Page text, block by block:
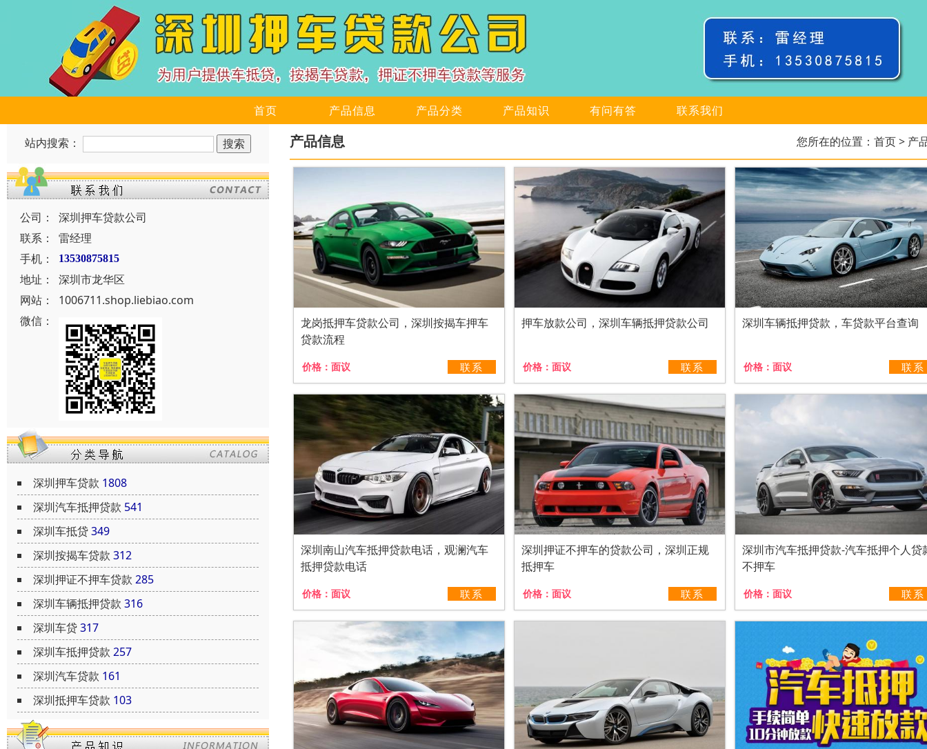
首页 产品信息 产品分类 产品知识 有问有答 联系我们
站内搜索：
公司：
深圳押车贷款公司
联系：
雷经理
手机：
13530875815
地址：
深圳市龙华区
网站：
1006711.shop.liebiao.com
微信：
深圳押车贷款 1808
深圳汽车抵押贷款 541
深圳车抵贷349
深圳按揭车贷款 312
深圳押证不押车贷款 285
深圳车辆抵押贷款 316
深圳车贷317
深圳车抵押贷款 257
深圳汽车贷款 161
深圳抵押车贷款 103
产品信息 您所在的位置： 首页> 产
龙岗抵押车贷款公司，深圳按揭车押车
贷款流程
价格： 面议 联系
押车放款公司，深圳车辆抵押贷款公司
价格： 面议 联系
深圳车辆抵押贷款，车贷款平台查询
价格： 面议 联系
深圳南山汽车抵押贷款电话，观澜汽车
抵押贷款电话
价格： 面议 联系
深圳押证不押车的贷款公司，深圳正规
抵押车
价格： 面议 联系
深圳市汽车抵押贷款-汽车抵押个人贷
不押车
价格： 面议 联系